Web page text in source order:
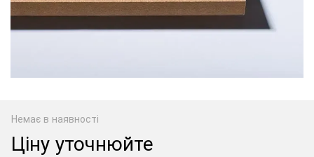
Немає в наявності
Ціну уточнюйте